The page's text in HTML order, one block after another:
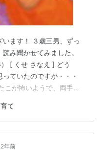
ます！ ３歳三男、ずっ
み聞かせてみました。
[ くせ さなえ ] どう
ていたのですが・・・
こが怖いようで、両手で
寝時、必ず指をちゅぱち
ませんでした。 「（指ち
・・ 効果あり過ぎて怖い
と同時に、もう片方の手
あるのですが、それに
て
2年前